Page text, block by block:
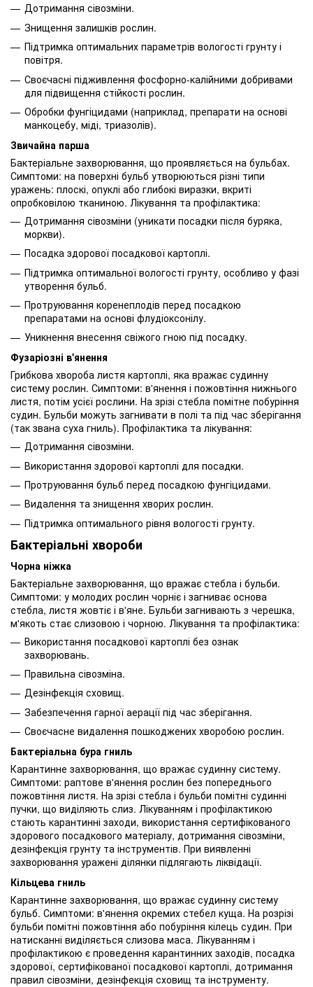
Дотримання сівозміни.
Знищення залишків рослин.
Підтримка оптимальних параметрів вологості грунту і
повітря.
Своєчасні підживлення фосфорно-калійними добривами
для підвищення стійкості рослин.
Обробки фунгіцидами (наприклад, препарати на основі
манкоцебу, міді, триазолів).
Звичайна парша
Бактеріальне захворювання, що проявляється на бульбах.
Симптоми: на поверхні бульб утворюються різні типи
уражень: плоскі, опуклі або глибокі виразки, вкриті
опробковілою тканиною. Лікування та профілактика:
Дотримання сівозміни (уникати посадки після буряка,
моркви).
Посадка здорової посадкової картоплі.
Підтримка оптимальної вологості грунту, особливо у фазі
утворення бульб.
Протруювання коренеплодів перед посадкою
препаратами на основі флудіоксонілу.
Уникнення внесення свіжого гною під посадку.
Фузаріозні в'янення
Грибкова хвороба листя картоплі, яка вражає судинну
систему рослин. Симптоми: в'янення і пожовтіння нижнього
листя, потім усієї рослини. На зрізі стебла помітне побуріння
судин. Бульби можуть загнивати в полі та під час зберігання
(так звана суха гниль). Профілактика та лікування:
Дотримання сівозміни.
Використання здорової картоплі для посадки.
Протруювання бульб перед посадкою фунгіцидами.
Видалення та знищення хворих рослин.
Підтримка оптимального рівня вологості грунту.
Бактеріальні хвороби
Чорна ніжка
Бактеріальне захворювання, що вражає стебла і бульби.
Симптоми: у молодих рослин чорніє і загниває основа
стебла, листя жовтіє і в'яне. Бульби загнивають з черешка,
м'якоть стає слизовою і чорною. Лікування та профілактика:
Використання посадкової картоплі без ознак
захворювань.
Правильна сівозміна.
Дезінфекція сховищ.
Забезпечення гарної аерації під час зберігання.
Своєчасне видалення пошкоджених хворобою рослин.
Бактеріальна бура гниль
Карантинне захворювання, що вражає судинну систему.
Симптоми: раптове в'янення рослин без попереднього
пожовтіння листя. На зрізі стебла і бульби помітні судинні
пучки, що виділяють слиз. Лікуванням і профілактикою
стають карантинні заходи, використання сертифікованого
здорового посадкового матеріалу, дотримання сівозміни,
дезінфекція грунту та інструментів. При виявленні
захворювання уражені ділянки підлягають ліквідації.
Кільцева гниль
Карантинне захворювання, що вражає судинну систему
бульб. Симптоми: в'янення окремих стебел куща. На розрізі
бульби помітні пожовтіння або побуріння кілець судин. При
натисканні виділяється слизова маса. Лікуванням і
профілактикою є проведення карантинних заходів, посадка
здорової, сертифікованої посадкової картоплі, дотримання
правил сівозміни, дезінфекція сховищ та інструменту.